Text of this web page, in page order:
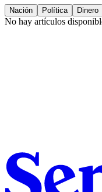
Nación Política Dinero
No hay artículos